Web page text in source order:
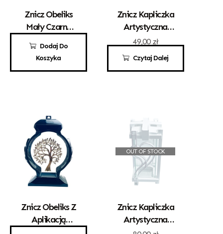
Dodaj Do
Koszyka
Znicz Obeliks
Mały Czarny
72,00 zł
Czytaj Dalej
Znicz Kapliczka
Artystyczna
„Gracja” Mała
Różyczką
49,00 zł
Znicz Obeliks Z
Aplikacją
OUT OF STOCK
Znicz Kapliczka
Artystyczna